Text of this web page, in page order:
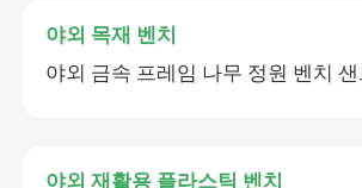
야외 목재 벤치
야외 금속 프레임 나무 정원 벤치
야외 재활용 플라스틱 벤치